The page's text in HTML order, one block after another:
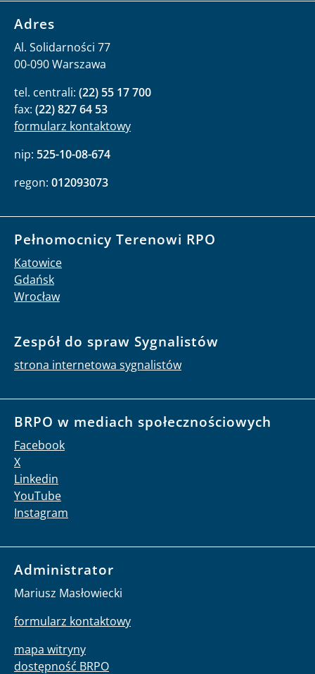
Adres
Al. Solidarności 77
00-090 Warszawa
tel. centrali: (22) 55 17 700
fax: (22) 827 64 53
formularz kontaktowy
nip: 525-10-08-674
regon: 012093073
Pełnomocnicy Terenowi RPO
Katowice
Gdańsk
Wrocław
Zespół do spraw Sygnalistów
strona internetowa sygnalistów
BRPO w mediach społecznościowych
Facebook
X
Linkedin
YouTube
Instagram
Administrator
Mariusz Masłowiecki
formularz kontaktowy
mapa witryny
dostępność BRPO